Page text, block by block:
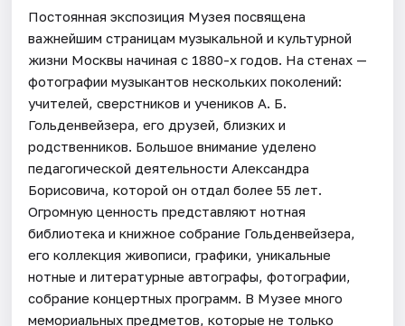
Постоянная экспозиция Музея посвящена
важнейшим страницам музыкальной и культурной
жизни Москвы начиная с 1880-х годов. На стенах —
фотографии музыкантов нескольких поколений:
учителей, сверстников и учеников А. Б.
Гольденвейзера, его друзей, близких и
родственников. Большое внимание уделено
педагогической деятельности Александра
Борисовича, которой он отдал более 55 лет.
Огромную ценность представляют нотная
библиотека и книжное собрание Гольденвейзера,
его коллекция живописи, графики, уникальные
нотные и литературные автографы, фотографии,
собрание концертных программ. В Музее много
мемориальных предметов, которые не только